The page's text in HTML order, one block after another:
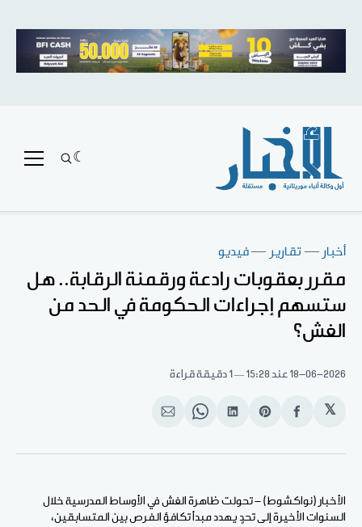
أخبار —تقارير —فيديو
مقرر بعقوبات رادعة ورقمنة الرقابة.. هل
ستسهم إجراءات الحكومة في الحد من
الغش؟
18-06-2026 عند 15:28 1 دقيقة قراءة
𝕏
انشر
الفيسبوك
Share
Pinterest
انشر
لينكد
Share
WhatsApp
انشر
الإيميل
الأخبار (نواكشوط) - تحولت ظاهرة الغش في الأوساط المدرسية خلال
السنوات الأخيرة إلى تحدٍ يهدد مبدأ تكافؤ الفرص بين المتسابقين،